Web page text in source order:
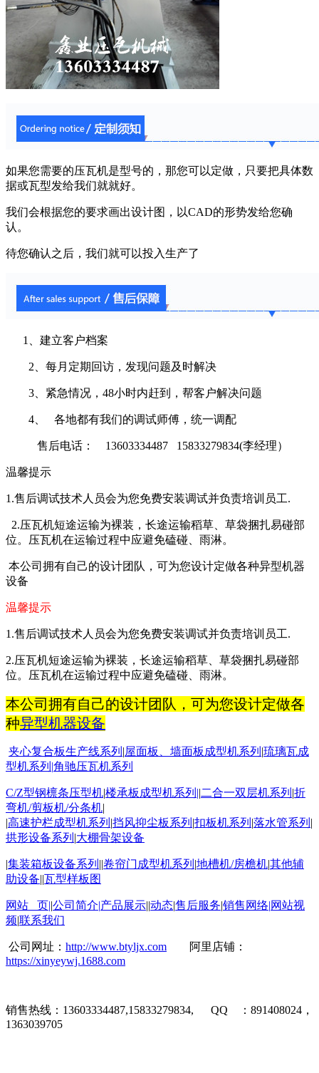
如果您需要的压瓦机是型号的，那您可以定做，只要把具体数
据或瓦型发给我们就就好。
我们会根据您的要求画出设计图，以CAD的形势发给您确
认。
待您确认之后，我们就可以投入生产了
1、建立客户档案
2、每月定期回访，发现问题及时解决
3、紧急情况，48小时内赶到，帮客户解决问题
4、 各地都有我们的调试师傅，统一调配
售后电话： 13603334487 15833279834(李经理）
温馨提示
1.售后调试技术人员会为您免费安装调试并负责培训员工.
2.压瓦机短途运输为裸装，长途运输稻草、草袋捆扎易碰部
位。压瓦机在运输过程中应避免磕碰、雨淋。
本公司拥有自己的设计团队，可为您设计定做各种异型机器
设备
温馨提示
1.售后调试技术人员会为您免费安装调试并负责培训员工.
2.压瓦机短途运输为裸装，长途运输稻草、草袋捆扎易碰部
位。压瓦机在运输过程中应避免磕碰、雨淋。
本公司拥有自己的设计团队，可为您设计定做各
种异型机器设备
夹心复合板生产线系列 |屋面板 、墙面板成型机系列 |琉璃瓦成
型机系列 |角驰压瓦机系列
C/Z型钢檩条压型机|楼承板成型机系列 ||二合一双层机系列 |折
弯机/剪板机/分条机|
|高速护栏成型机系列 |挡风抑尘板系列 |扣板机系列 |落水管系列 |
拱形设备系列 |大棚骨架设备
|集装箱板设备系列 ||卷帘门成型机系列 |地槽机/房檐机|其他辅
助设备||瓦型样板图
网站 页||公司简介|产品展示||动态|售后服务|销售网络|网站视
频|联系我们
公司网址： http://www.btyljx.com
阿里店铺：
https://xinyeywj.1688.com
销售热线： 13603334487,15833279834, QQ ： 891408024 ，
1363039705